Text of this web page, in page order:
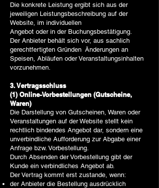
Die konkrete Leistung ergibt sich aus der
jeweiligen Leistungsbeschreibung auf der
Website, im individuellen
Angebot oder in der Buchungsbestätigung.
Der Anbieter behält sich vor, aus sachlich
gerechtfertigten Gründen Änderungen an
Speisen, Abläufen oder Veranstaltungsinhalten
vorzunehmen.
3. Vertragsschluss
(1) Online-Vorbestellungen (Gutscheine,
Waren)
Die Darstellung von Gutscheinen, Waren oder
Veranstaltungen auf der Website stellt kein
rechtlich bindendes Angebot dar, sondern eine
unverbindliche Aufforderung zur Abgabe einer
Anfrage bzw. Vorbestellung.
Durch Absenden der Vorbestellung gibt der
Kunde ein verbindliches Angebot ab.
Der Vertrag kommt erst zustande, wenn:
der Anbieter die Bestellung ausdrücklich